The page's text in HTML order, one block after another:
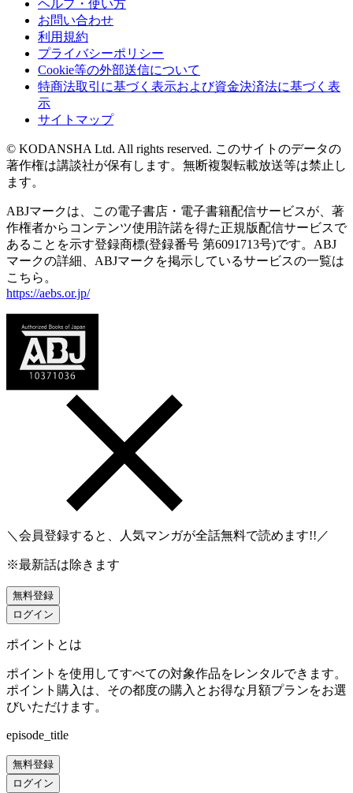
ヘルプ・使い方
お問い合わせ
利用規約
プライバシーポリシー
Cookie等の外部送信について
特商法取引に基づく表示および資金決済法に基づく表
示
サイトマップ
© KODANSHA Ltd. All rights reserved. このサイトのデータの
著作権は講談社が保有します。無断複製転載放送等は禁止し
ます。
ABJマークは、この電子書店・電子書籍配信サービスが、著
作権者からコンテンツ使用許諾を得た正規版配信サービスで
あることを示す登録商標(登録番号 第6091713号)です。ABJ
マークの詳細、ABJマークを掲示しているサービスの一覧は
こちら。
https://aebs.or.jp/
＼会員登録すると、人気マンガが全話無料で読めます!!／
※最新話は除きます
無料登録
ログイン
ポイントとは
ポイントを使用してすべての対象作品をレンタルできます。
ポイント購入は、その都度の購入とお得な月額プランをお選
びいただけます。
episode_title
無料登録
ログイン